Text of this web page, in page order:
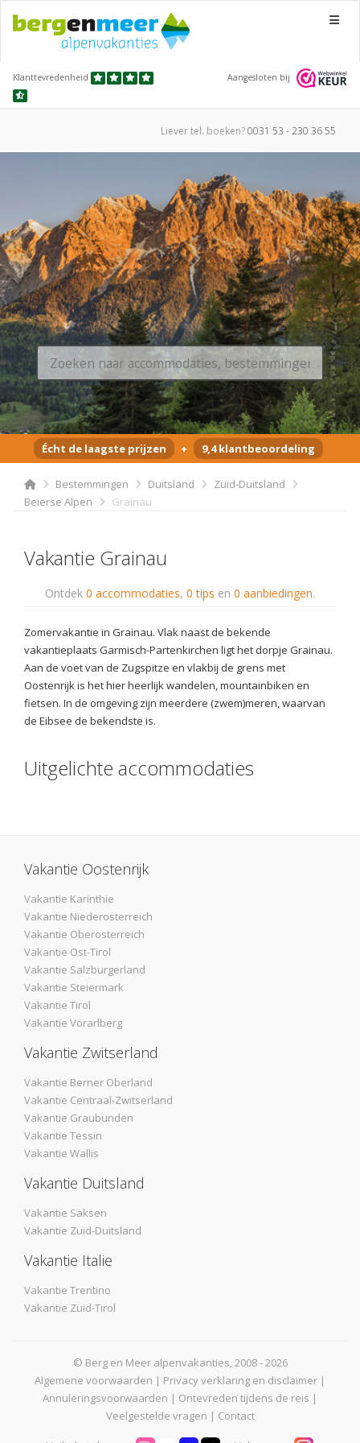
Menu
Klanttevredenheid Aangesloten bij
Liever tel. boeken?0031 53 - 230 36 55
Écht de laagste prijzen + 9,4 klantbeoordeling
Bestemmingen Duitsland
Zuid-Duitsland
Beierse Alpen
Grainau
Vakantie Grainau
Ontdek 0 accommodaties, 0 tips en 0 aanbiedingen.
Zomervakantie in Grainau. Vlak naast de bekende
vakantieplaats Garmisch-Partenkirchen ligt het dorpje Grainau.
Aan de voet van de Zugspitze en vlakbij de grens met
Oostenrijk is het hier heerlijk wandelen, mountainbiken en
fietsen. In de omgeving zijn meerdere (zwem)meren, waarvan
de Eibsee de bekendste is.
Uitgelichte accommodaties
Vakantie Oostenrijk
Vakantie Karinthie
Vakantie Niederosterreich
Vakantie Oberosterreich
Vakantie Ost-Tirol
Vakantie Salzburgerland
Vakantie Steiermark
Vakantie Tirol
Vakantie Vorarlberg
Vakantie Zwitserland
Vakantie Berner Oberland
Vakantie Centraal-Zwitserland
Vakantie Graubunden
Vakantie Tessin
Vakantie Wallis
Vakantie Duitsland
Vakantie Saksen
Vakantie Zuid-Duitsland
Vakantie Italie
Vakantie Trentino
Vakantie Zuid-Tirol
© Berg en Meer alpenvakanties, 2008 - 2026
Algemene voorwaarden | Privacy verklaring en disclaimer |
Annuleringsvoorwaarden | Ontevreden tijdens de reis |
Veelgestelde vragen | Contact